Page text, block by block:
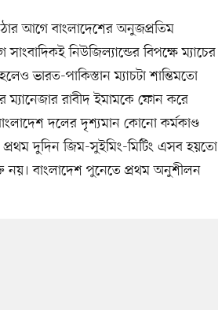
আগে বাংলাদেশের অনুজপ্রতিম
নিউজিল্যান্ডের বিপক্ষে ম্যাচের
ভারত-পাকিস্তান ম্যাচটা শান্তিমতো
ম্যানেজার রাবীদ ইমামকে ফোন করে
দলের দৃশ্যমান কোনো কর্মকাণ্ড
প্রথম দুদিন জিম-সুইমিং-মিটিং এসব হয়তো
নয়। বাংলাদেশ পুনেতে প্রথম অনুশীলন